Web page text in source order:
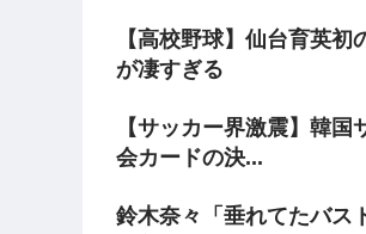
【高校野球】仙台育英
が凄すぎる
【サッカー界激震】韓
会カードの決...
鈴木奈々「垂れてたバス